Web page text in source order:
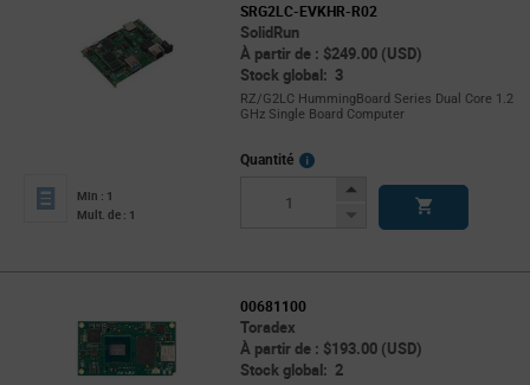
SRG2LC-EVKHR-R02
SolidRun
À partir de : $249.00 (USD)
Stock global: 3
RZ/G2LC HummingBoard Series Dual Core 1.2
GHz Single Board Computer
Min : 1
Mult. de : 1
Quantité
More
Increase
Decrease
00681100
Toradex
À partir de : $193.00 (USD)
Stock global: 2